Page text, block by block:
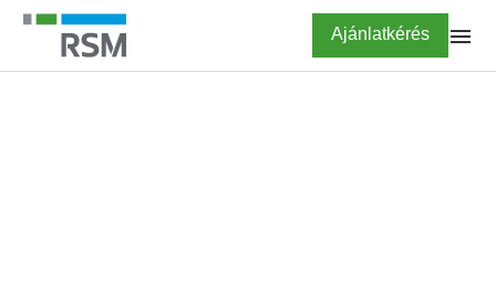
Ugrás
tartalomra
Highlighted
Ajánlatkérés